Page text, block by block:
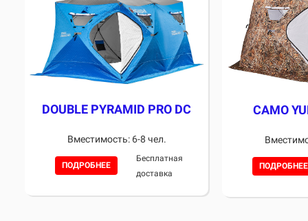
DOUBLE PYRAMID PRO DC
Вместимость: 6-8 чел.
ПОДРОБНЕЕ
Бесплатная
доставка
CAMO
ПОДРОБНЕЕ